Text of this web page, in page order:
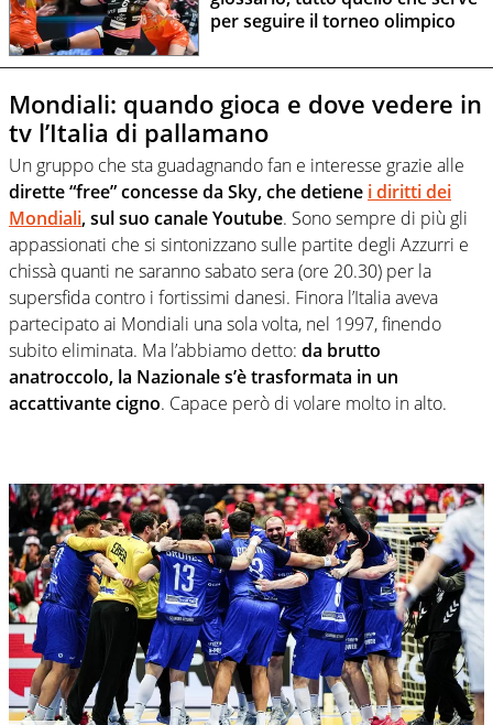
per seguire il torneo olimpico
Mondiali: quando gioca e dove vedere in
tv l’Italia di pallamano
Un gruppo che sta guadagnando fan e interesse grazie alle
dirette “free” concesse da Sky, che detiene i diritti dei
Mondiali, sul suo canale Youtube. Sono sempre di più gli
appassionati che si sintonizzano sulle partite degli Azzurri e
chissà quanti ne saranno sabato sera (ore 20.30) per la
supersfida contro i fortissimi danesi. Finora l’Italia aveva
partecipato ai Mondiali una sola volta, nel 1997, finendo
subito eliminata. Ma l’abbiamo detto: da brutto
anatroccolo, la Nazionale s’è trasformata in un
accattivante cigno. Capace però di volare molto in alto.